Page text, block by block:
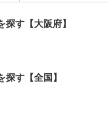
す【大阪府】
す【全国】